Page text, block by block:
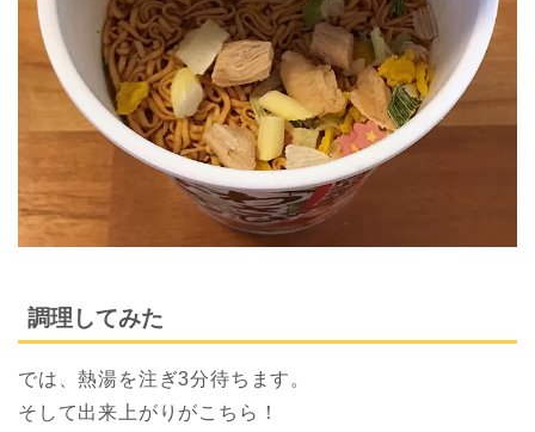
調理してみた
では、熱湯を注ぎ3分待ちます。
そして出来上がりがこちら！